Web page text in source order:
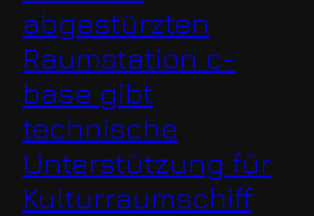
abgestürzten
Raumstation c-
base gibt
technische
Unterstützung für
Kulturraumschiff